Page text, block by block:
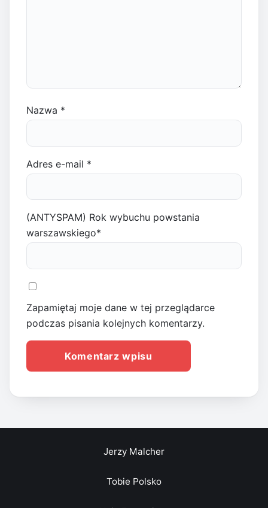
Nazwa *
Adres e-mail *
(ANTYSPAM) Rok wybuchu powstania
warszawskiego*
Zapamiętaj moje dane w tej przeglądarce
podczas pisania kolejnych komentarzy.
Jerzy Malcher
Tobie Polsko